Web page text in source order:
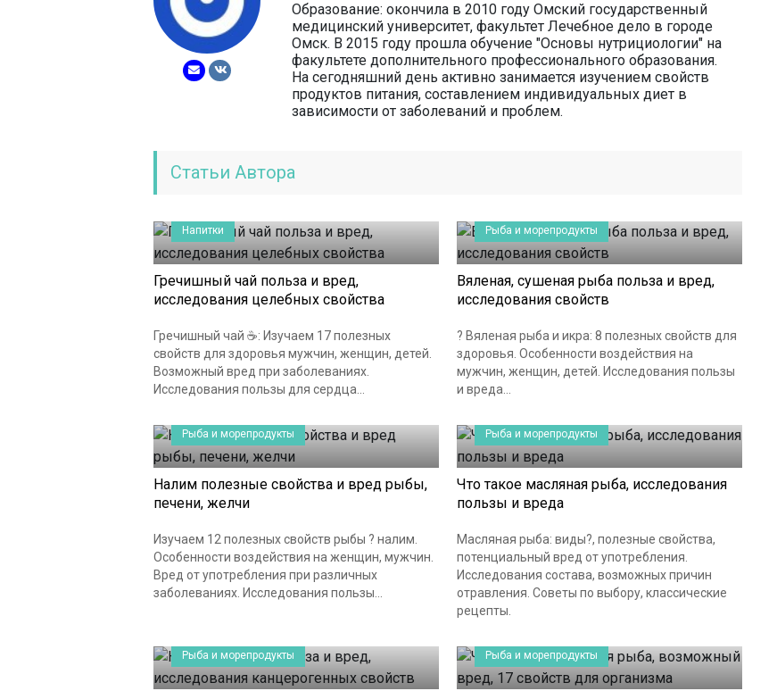
Образование: окончила в 2010 году Омский государственный
медицинский университет, факультет Лечебное дело в городе
Омск. В 2015 году прошла обучение "Основы нутрициологии" на
факультете дополнительного профессионального образования.
На сегодняшний день активно занимается изучением свойств
продуктов питания, составлением индивидуальных диет в
зависимости от заболеваний и проблем.
Статьи Автора
Напитки
Гречишный чай польза и вред,
исследования целебных свойства
Гречишный чай ☕: Изучаем 17 полезных
свойств для здоровья мужчин, женщин, детей.
Возможный вред при заболеваниях.
Исследования пользы для сердца...
Рыба и морепродукты
Вяленая, сушеная рыба польза и вред,
исследования свойств
? Вяленая рыба и икра: 8 полезных свойств для
здоровья. Особенности воздействия на
мужчин, женщин, детей. Исследования пользы
и вреда...
Рыба и морепродукты
Налим полезные свойства и вред рыбы,
печени, желчи
Изучаем 12 полезных свойств рыбы ? налим.
Особенности воздействия на женщин, мужчин.
Вред от употребления при различных
заболеваниях. Исследования пользы...
Рыба и морепродукты
Что такое масляная рыба, исследования
пользы и вреда
Масляная рыба: виды?, полезные свойства,
потенциальный вред от употребления.
Исследования состава, возможных причин
отравления. Советы по выбору, классические
рецепты.
Рыба и морепродукты Рыба и морепродукты